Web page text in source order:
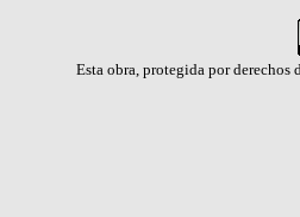
Esta obra, protegida por derechos